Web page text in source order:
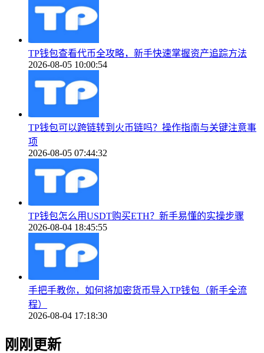
TP钱包查看代币全攻略，新手快速掌握资产追踪方法
2026-08-05 10:00:54
TP钱包可以跨链转到火币链吗？操作指南与关键注意事
项
2026-08-05 07:44:32
TP钱包怎么用USDT购买ETH？新手易懂的实操步骤
2026-08-04 18:45:55
手把手教你，如何将加密货币导入TP钱包（新手全流
程）
2026-08-04 17:18:30
刚刚更新